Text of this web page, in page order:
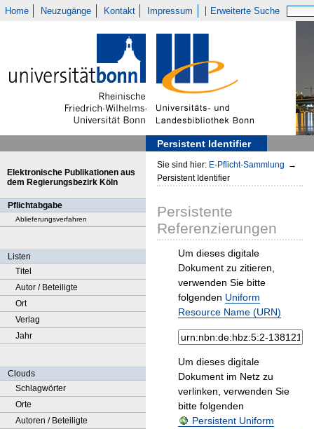
Home Neuzugänge Kontakt Impressum Erweiterte Suche
Persistent Identifier
Elektronische Publikationen aus
dem Regierungsbezirk Köln
Pflichtabgabe
Ablieferungsverfahren
Listen
Titel
Autor / Beteiligte
Ort
Verlag
Jahr
Clouds
Schlagwörter
Orte
Autoren / Beteiligte
Sie sind hier: E-Pflicht-Sammlung →
Persistent Identifier
Persistente
Referenzierungen
Um dieses digitale
Dokument zu zitieren,
verwenden Sie bitte
folgenden Uniform
Resource Name (URN)
Um dieses digitale
Dokument im Netz zu
verlinken, verwenden Sie
bitte folgenden
Persistent Uniform